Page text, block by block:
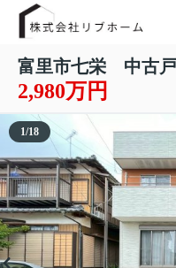
富里市七栄 中古
2,980万円
1/18